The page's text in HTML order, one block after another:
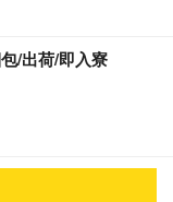
/出荷/即入寮